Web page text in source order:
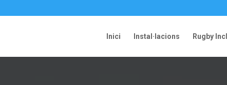
Inici Instal·lacions Rugby